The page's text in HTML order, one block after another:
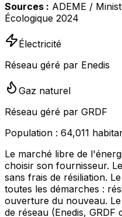
Sources : ADEME /
Écologique 2024
Électricité
Réseau géré par Enedis
Gaz naturel
Réseau géré par GRDF
Population : 64,011
Le marché libre de
choisir son fournisseur.
sans frais de résiliation.
toutes les démarches :
ouverture du nouveau.
de réseau (Enedis, GRDF